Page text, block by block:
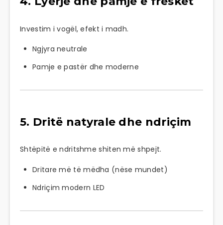
Investim i vogël, efekt i madh.
Ngjyra neutrale
Pamje e pastër dhe moderne
5. Dritë natyrale dhe ndriçim
Shtëpitë e ndritshme shiten më shpejt.
Dritare më të mëdha (nëse mundet)
Ndriçim modern LED